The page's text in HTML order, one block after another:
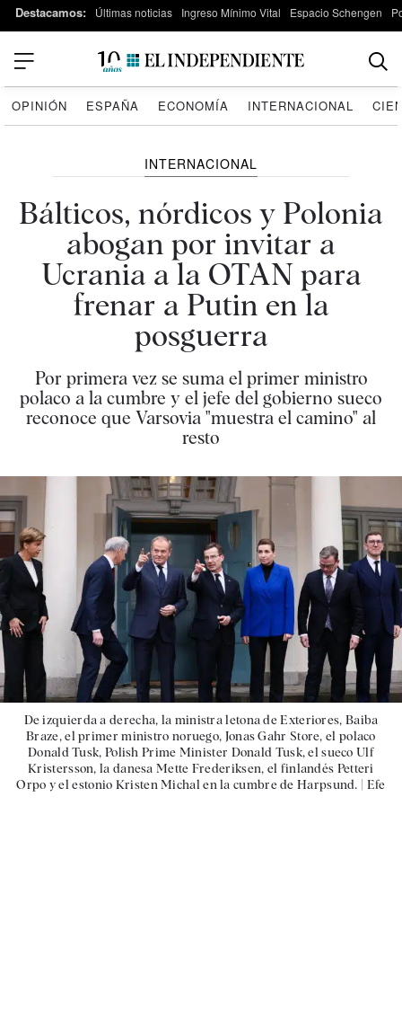
Destacamos: Últimas noticias Ingreso Mínimo Vital Espacio Schengen
OPINIÓN ESPAÑA ECONOMÍA INTERNACIONAL
INTERNACIONAL
Bálticos, nórdicos y Polonia
abogan por invitar a
Ucrania a la OTAN para
frenar a Putin en la
posguerra
Por primera vez se suma el primer ministro
polaco a la cumbre y el jefe del gobierno sueco
reconoce que Varsovia "muestra el camino" al
resto
De izquierda a derecha, la ministra letona de Exteriores, Baiba
Braze, el primer ministro noruego, Jonas Gahr Store, el polaco
Donald Tusk, Polish Prime Minister Donald Tusk, el sueco Ulf
Kristersson, la danesa Mette Frederiksen, el finlandés Petteri
Orpo y el estonio Kristen Michal en la cumbre de Harpsund. | Efe